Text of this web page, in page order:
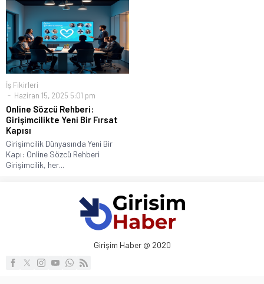
İş Fikirleri
Haziran 15, 2025 5:01 pm
Online Sözcü Rehberi:
Girişimcilikte Yeni Bir Fırsat
Kapısı
Girişimcilik Dünyasında Yeni Bir
Kapı: Online Sözcü Rehberi
Girişimcilik, her...
Girişim Haber @ 2020